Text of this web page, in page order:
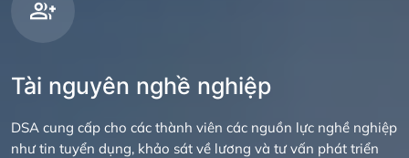
Tài nguyên nghề nghiệp
DSA cung cấp cho các thành viên các nguồn lực nghề nghiệp
như tin tuyển dụng, khảo sát về lương và tư vấn phát triển